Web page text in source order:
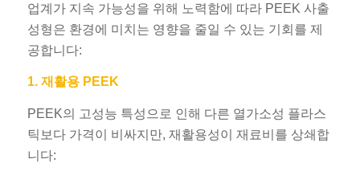
업계가 지속 가능성을 위해 노력함에 따라 PEEK 사출
성형은 환경에 미치는 영향을 줄일 수 있는 기회를 제
공합니다:
1. 재활용 PEEK
PEEK의 고성능 특성으로 인해 다른 열가소성 플라스
틱보다 가격이 비싸지만, 재활용성이 재료비를 상쇄합
니다: